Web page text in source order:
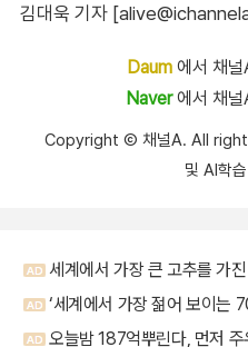
김대욱 기자
Daum에서 채널
Naver에서 채널
Copyright Ⓒ 채널A. All
및 AI학